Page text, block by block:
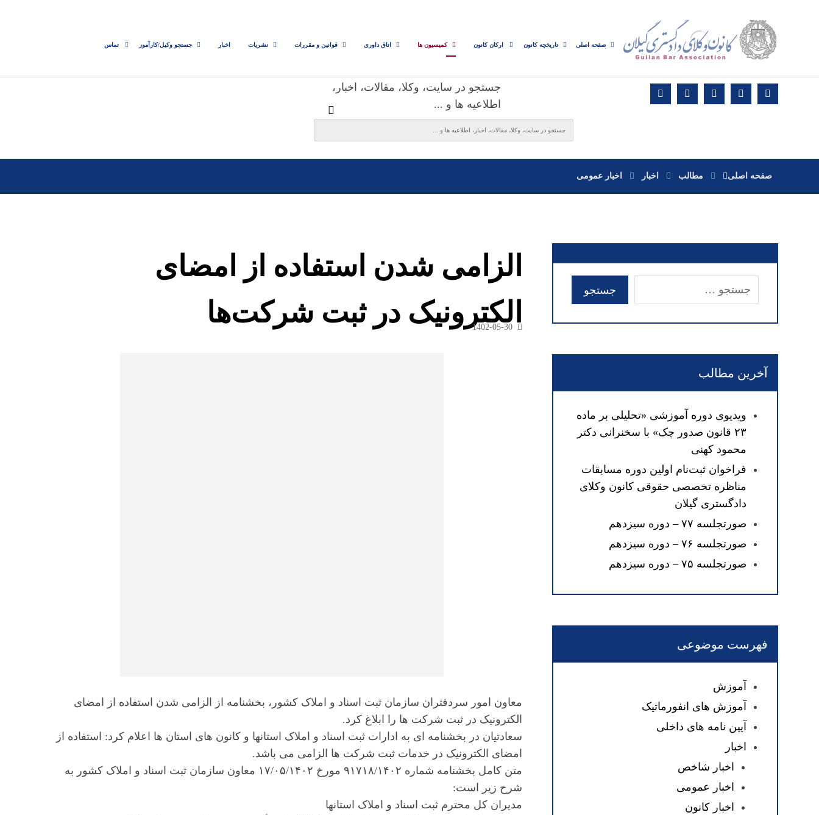
صفحه اصلی تاریخچه کانون ارکان کانون کمیسیون ها اتاق داوری قوانین و مقررات نشریات اخبار جستجو وکیل/کارآموز تماس
جستجو در سایت، وکلا، مقالات، اخبار،
اطلاعیه ها و ...
صفحه اصلی مطالب اخبار اخبار عمومی
الزامی شدن استفاده از امضای
الکترونیک در ثبت شرکت‌ها
1402-05-30
معاون امور سردفتران سازمان ثبت اسناد و املاک کشور، بخشنامه از الزامی شدن استفاده از امضای
الکترونیک در ثبت شرکت ها را ابلاغ کرد.
سعادتیان در بخشنامه ای به ادارات ثبت اسناد و املاک استانها و کانون های استان ها اعلام کرد: استفاده از
امضای الکترونیک در خدمات ثبت شرکت ها الزامی می باشد.
متن کامل بخشنامه شماره ۹۱۷۱۸/۱۴۰۲ مورخ ۱۷/۰۵/۱۴۰۲ معاون سازمان ثبت اسناد و املاک کشور به
شرح زیر است:
مدیران کل محترم ثبت اسناد و املاک استانها
آخرین مطالب
ویدیوی دوره آموزشی «تحلیلی بر ماده
۲۳ قانون صدور چک» با سخنرانی دکتر
محمود کهنی
فراخوان ثبت‌نام اولین دوره مسابقات
مناظره تخصصی حقوقی کانون وکلای
دادگستری گیلان
صورتجلسه ۷۷ – دوره سیزدهم
صورتجلسه ۷۶ – دوره سیزدهم
صورتجلسه ۷۵ – دوره سیزدهم
فهرست موضوعی
آموزش
آموزش های انفورماتیک
آیین نامه های داخلی
اخبار
اخبار شاخص
اخبار عمومی
اخبار کانون